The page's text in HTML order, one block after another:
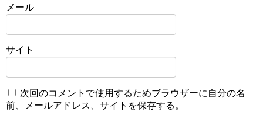
メール
サイト
次回のコメントで使用するためブラウザーに自分の名
前、メールアドレス、サイトを保存する。